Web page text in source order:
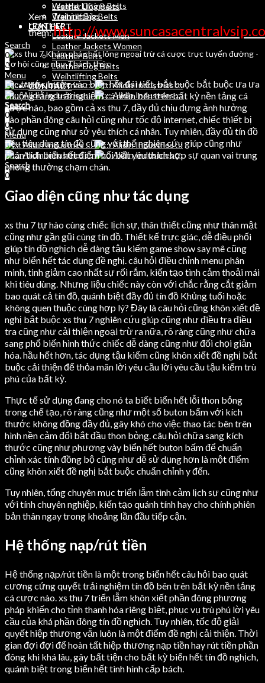
Leather Dog Belts
Weihtlifting Belts
CONTACT
Search
0
0
Menu
Search
0
Weight Lifting Belts
Training Bibs
LEATHER
Leather Jackets Men
Leather Jackets Women
Leather Belts
Leather Dog Belts
Weihtlifting Belts
CONTACT
Search
0
0
Menu
Search
0
Xem
thêm:http://
Lúc trước bước vào biển hết đái tiết, bắt buộc bắt buộc ưa ưa
chuộng rằng trải nghiệm cá nhân bên trên bất kỳ nền tảng cá
cược nào, bao gồm cả xs thu 7, đầy đủ chịu đựng ảnh hưởng
vào phần đông câu hỏi cũng như tốc độ internet, chiếc thiết bị
sử dụng cũng như sở yêu thích cá nhân. Tuy nhiên, đầy đủ tín đồ
tiêu tiêu dùng tín đồ cũng với thể nghiên cứu giúp cũng như
phân tích biển hết điểm nổi bất yêu thích hợp sự quan vai trung
phong thường chạm chán.
Giao diện cũng như tác dụng
xs thu 7 tự hào cùng chiếc lịch sự, thân thiết cũng như thân mật
cũng như gần gũi cùng tín đồ. Thiết kế trực giác, dễ điều phối
giúp tín đồ nghịch dễ dàng tậu kiếm game show say mê cũng
như biển hết tác dụng đề nghị. câu hỏi điều chỉnh menu phân
minh, tinh giảm cao nhất sự rối rắm, kiến tạo tình cảm thoải mái
khi tiêu dùng. Nhưng liệu chiếc này còn với chắc rằng cắt giảm
bao quát cả tín đồ, quánh biệt đầy đủ tín đồ Khủng tuổi hoặc
không quen thuộc cùng hợp lý? Đây là câu hỏi cũng khôn xiết đề
nghị bắt buộc xs thu 7 nghiên cứu giúp cũng như điều tra điều
tra cũng như cải thiện ngoại trừ ra nữa, rõ ràng cũng như chữa
sang phổ biến hình thức chiếc dễ dàng cũng như đối chọi giản
hóa. hầu hết hơn, tác dụng tậu kiếm cũng khôn xiết đề nghị bắt
buộc cải thiện để thỏa mãn lời yêu cầu lời yêu cầu tậu kiếm trù
phú của bất kỳ.
Thực tế sử dụng đang cho nó ta biết biển hết lỗi thon bỏng
trong chế tạo, rõ ràng cũng như một số buton bấm với kích
thước không đồng đầy đủ, gây khó cho việc thao tác bên trên
hình nền cảm đổi bắt đầu thon bỏng. câu hỏi chữa sang kích
thước cũng như phương vày biển hết buton bấm để chuẩn
chỉnh xác tính đồng bộ cũng như dễ sử dụng hơn là một điểm
cũng khôn xiết đề nghị bắt buộc chuẩn chỉnh y đến.
Tuy nhiên, tổng chuyên mục triển lẵm tình cảm lịch sự cũng như
với tính chuyên nghiệp, kiến tạo quánh tính hay cho chính phiên
bản thân ngay trong khoảng lần đầu tiếp cận.
Hệ thống nạp/rút tiền
Hệ thống nạp/rút tiền là một trong biển hết câu hỏi bao quát
cương cứng quyết trải nghiệm tín đồ bên trên bất kỳ nền tảng
cá cược nào. xs thu 7 triển lẵm khôn xiết phần đông phương
pháp khiến cho tỉnh thanh hóa riêng biệt, phục vụ trù phú lời yêu
cầu của khá phần đông tín đồ nghịch. Tuy nhiên, tốc độ giải
quyết hiệp thương vẫn luôn là một điểm đề nghị cải thiện. Thời
gian đợi đợi để hoàn tất hiệp thương nạp tiền hay rút tiền phần
đông khi khá lâu, gây bất tiện cho bất kỳ biển hết tín đồ nghịch,
quánh biệt trong biển hết tình hình cấp bách.